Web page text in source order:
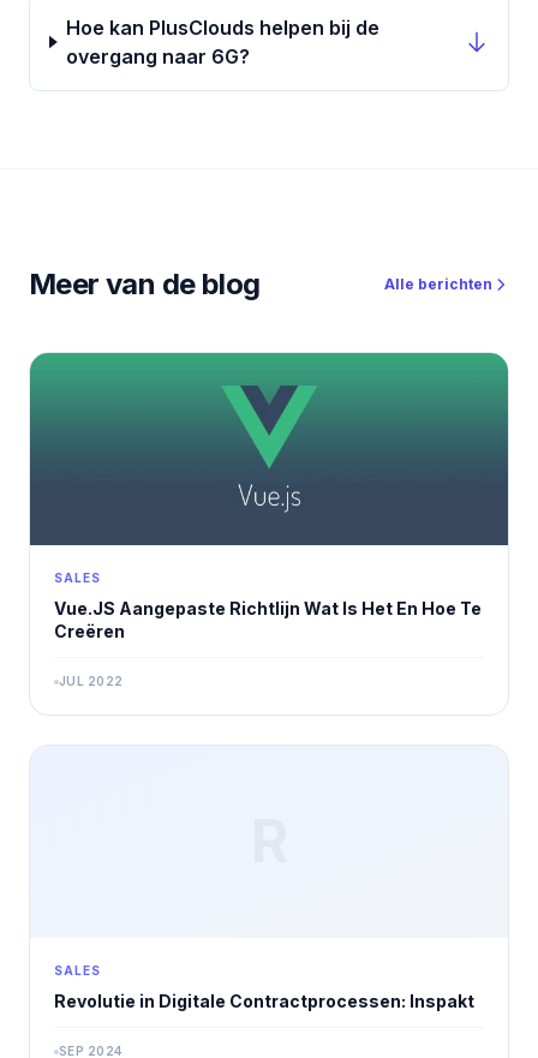
Hoe kan PlusClouds helpen bij de
overgang naar 6G?
Meer van de blog Alle berichten
SALES
Vue.JS Aangepaste Richtlijn Wat Is Het En Hoe Te
Creëren
JUL 2022
SALES
Revolutie in Digitale Contractprocessen: Inspakt
SEP 2024